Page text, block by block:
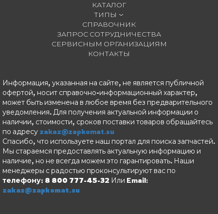
КАТАЛОГ
ТИПЫ
СПРАВОЧНИК
ЗАПРОС СОТРУДНИЧЕСТВА
СЕРВИСНЫМ ОРГАНИЗАЦИЯМ
КОНТАКТЫ
Информация, указанная на сайте, не является публичной
офертой, носит справочно-информационный характер,
может быть изменена в любое время без предварительного
уведомления. Для получения актуальной информации о
наличии, стоимости, сроков поставки товаров обращайтесь
по адресу zakaz@zapkomat.su
Спасибо, что используете наш портал для поиска запчастей.
Мы стараемся предоставлять актуальную информацию и
наличие, но не всегда можем это гарантировать. Наши
менеджеры с радостью проконсультируют вас по
телефону: 8 800 777-45-32 Или Email:
zakaz@zapkomat.su